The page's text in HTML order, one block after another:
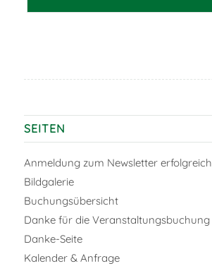
SEITEN
Anmeldung zum Newsletter erfolgreich
Bildgalerie
Buchungsübersicht
Danke für die Veranstaltungsbuchung
Danke-Seite
Kalender & Anfrage